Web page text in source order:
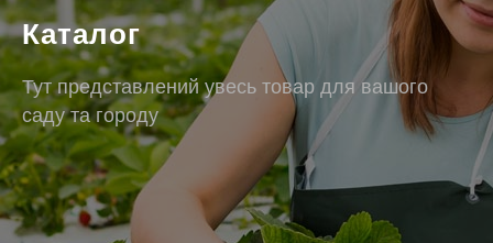
Каталог
Тут представлений увесь товар для вашого
саду та городу